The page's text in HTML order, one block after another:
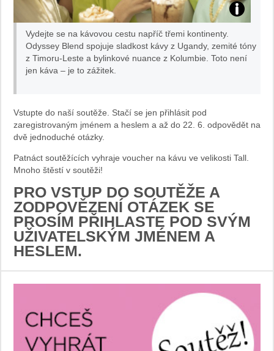
Vydejte se na kávovou cestu napříč třemi kontinenty.
Odyssey Blend spojuje sladkost kávy z Ugandy, zemité tóny
z Timoru-Leste a bylinkové nuance z Kolumbie. Toto není
jen káva – je to zážitek.
Vstupte do naší soutěže. Stačí se jen přihlásit pod
zaregistrovaným jménem a heslem a až do 22. 6. odpovědět na
dvě jednoduché otázky.
Patnáct soutěžících vyhraje voucher na kávu ve velikosti Tall.
Mnoho štěstí v soutěži!
PRO VSTUP DO SOUTĚŽE A
ZODPOVĚZENÍ OTÁZEK SE
PROSÍM PŘIHLASTE POD SVÝM
UŽIVATELSKÝM JMÉNEM A
HESLEM.